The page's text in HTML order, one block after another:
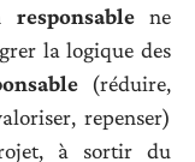
responsablene
la logique des
(réduire,
repenser)
à sortir du